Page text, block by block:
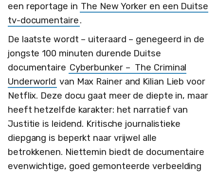
een reportage in The New Yorker en een Duitse
tv-documentaire.
De laatste wordt – uiteraard – genegeerd in de
jongste 100 minuten durende Duitse
documentaire Cyberbunker – The Criminal
Underworld van Max Rainer and Kilian Lieb voor
Netflix. Deze docu gaat meer de diepte in, maar
heeft hetzelfde karakter: het narratief van
Justitie is leidend. Kritische journalistieke
diepgang is beperkt naar vrijwel alle
betrokkenen. Niettemin biedt de documentaire
evenwichtige, goed gemonteerde verbeelding